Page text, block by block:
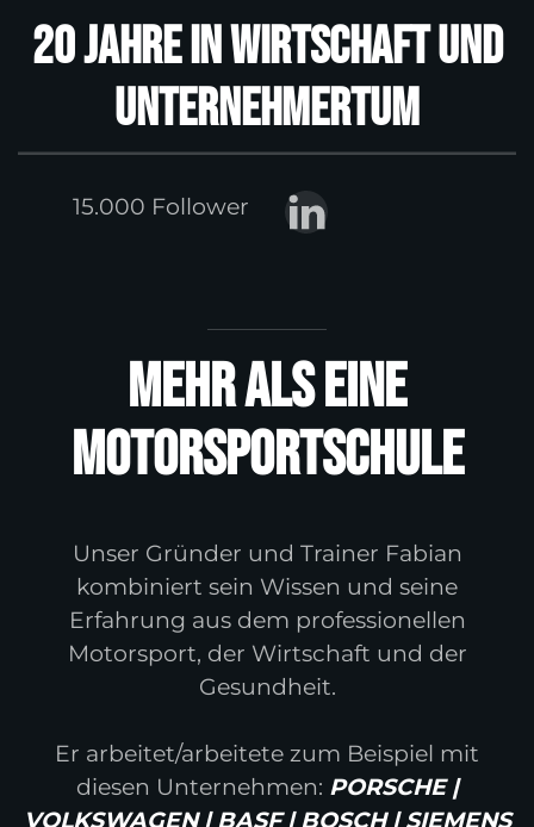
20 Jahre in Wirtschaft und
Unternehmertum
15.000 Follower
Mehr als eine
Motorsportschule
Unser Gründer und Trainer Fabian
kombiniert sein Wissen und seine
Erfahrung aus dem professionellen
Motorsport, der Wirtschaft und der
Gesundheit.
Er arbeitet/arbeitete zum Beispiel mit
diesen Unternehmen: PORSCHE |
VOLKSWAGEN | BASF | BOSCH | SIEMENS